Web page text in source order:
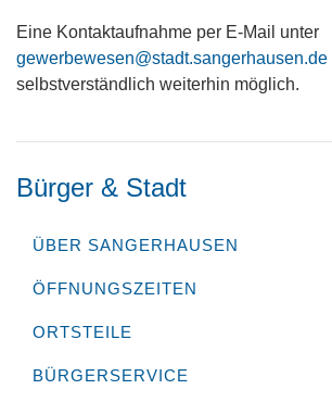
Eine Kontaktaufnahme per E-Mail unter
gewerbewesen@stadt.sangerhausen.de
selbstverständlich weiterhin möglich.
Bürger & Stadt
ÜBER SANGERHAUSEN
ÖFFNUNGSZEITEN
ORTSTEILE
BÜRGERSERVICE